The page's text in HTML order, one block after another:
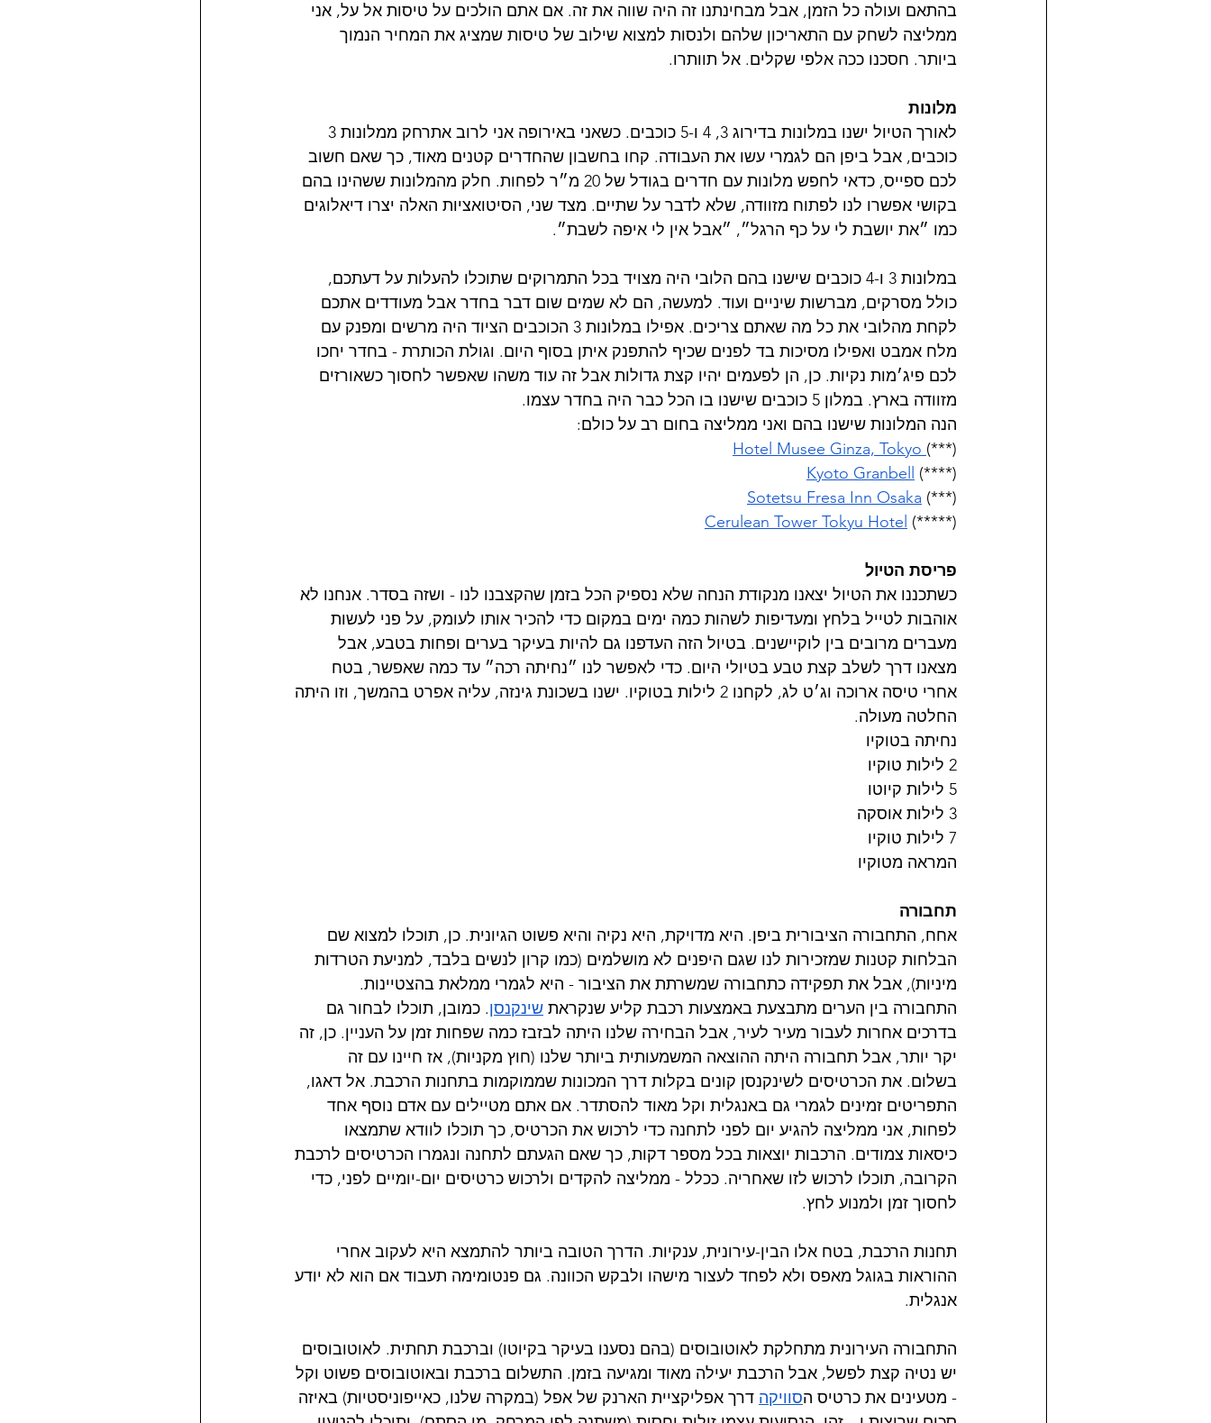
בהתאם ועולה כל הזמן, אבל מבחינתנו זה היה שווה את זה. אם אתם הולכים על טיסות אל על, אני
ממליצה לשחק עם התאריכון שלהם ולנסות למצוא שילוב של טיסות שמציג את המחיר הנמוך
ביותר. חסכנו ככה אלפי שקלים. אל תוותרו.
מלונות
כוכבים, אבל ביפן הם לגמרי עשו את העבודה. קחו בחשבון שהחדרים קטנים מאוד, כך שאם חשוב
לכם ספייס, כדאי לחפש מלונות עם חדרים בגודל של 20 מ״ר לפחות. חלק מהמלונות ששהינו בהם
בקושי אפשרו לנו לפתוח מזוודה, שלא לדבר על שתיים. מצד שני, הסיטואציות האלה יצרו דיאלוגים
כמו ״את יושבת לי על כף הרגל״, ״אבל אין לי איפה לשבת״.
במלונות 3 ו-4 כוכבים שישנו בהם הלובי היה מצויד בכל התמרוקים שתוכלו להעלות על דעתכם,
כולל מסרקים, מברשות שיניים ועוד. למעשה, הם לא שמים שום דבר בחדר אבל מעודדים אתכם
לקחת מהלובי את כל מה שאתם צריכים. אפילו במלונות 3 הכוכבים הציוד היה מרשים ומפנק עם
מלח אמבט ואפילו מסיכות בד לפנים שכיף להתפנק איתן בסוף היום. וגולת הכותרת - בחדר יחכו
לכם פיג׳מות נקיות. כן, הן לפעמים יהיו קצת גדולות אבל זה עוד משהו שאפשר לחסוך כשאורזים
מזוודה בארץ. במלון 5 כוכבים שישנו בו הכל כבר היה בחדר עצמו.
הנה המלונות שישנו בהם ואני ממליצה בחום רב על כולם:
Hotel Musee Ginza, Tokyo (***)
Kyoto Granbell (****)
Sotetsu Fresa Inn Osaka (***)
Cerulean Tower Tokyu Hotel (*****)
פריסת הטיול
כשתכננו את הטיול יצאנו מנקודת הנחה שלא נספיק הכל בזמן שהקצבנו לנו - ושזה בסדר. אנחנו לא
אוהבות לטייל בלחץ ומעדיפות לשהות כמה ימים במקום כדי להכיר אותו לעומק, על פני לעשות
מעברים מרובים בין לוקיישנים. בטיול הזה העדפנו גם להיות בעיקר בערים ופחות בטבע, אבל
מצאנו דרך לשלב קצת טבע בטיולי היום. כדי לאפשר לנו ״נחיתה רכה״ עד כמה שאפשר, בטח
אחרי טיסה ארוכה וג׳ט לג, לקחנו 2 לילות בטוקיו. ישנו בשכונת גינזה, עליה אפרט בהמשך, וזו היתה
החלטה מעולה.
נחיתה בטוקיו
2 לילות טוקיו
5 לילות קיוטו
3 לילות אוסקה
7 לילות טוקיו
המראה מטוקיו
תחבורה
אחח, התחבורה הציבורית ביפן. היא מדויקת, היא נקיה והיא פשוט הגיונית. כן, תוכלו למצוא שם
הבלחות קטנות שמזכירות לנו שגם היפנים לא מושלמים (כמו קרון לנשים בלבד, למניעת הטרדות
מיניות), אבל את תפקידה כתחבורה שמשרתת את הציבור - היא לגמרי ממלאת בהצטיינות.
התחבורה בין הערים מתבצעת באמצעות רכבת קליע שנקראת שינקנסן. כמובן, תוכלו לבחור גם
בדרכים אחרות לעבור מעיר לעיר, אבל הבחירה שלנו היתה לבזבז כמה שפחות זמן על העניין. כן, זה
יקר יותר, אבל תחבורה היתה ההוצאה המשמעותית ביותר שלנו (חוץ מקניות), אז חיינו עם זה
בשלום. את הכרטיסים לשינקנסן קונים בקלות דרך המכונות שממוקמות בתחנות הרכבת. אל דאגו,
התפריטים זמינים לגמרי גם באנגלית וקל מאוד להסתדר. אם אתם מטיילים עם אדם נוסף אחד
לפחות, אני ממליצה להגיע יום לפני לתחנה כדי לרכוש את הכרטיס, כך תוכלו לוודא שתמצאו
כיסאות צמודים. הרכבות יוצאות בכל מספר דקות, כך שאם הגעתם לתחנה ונגמרו הכרטיסים לרכבת
הקרובה, תוכלו לרכוש לזו שאחריה. ככלל - ממליצה להקדים ולרכוש כרטיסים יום-יומיים לפני, כדי
לחסוך זמן ולמנוע לחץ.
תחנות הרכבת, בטח אלו הבין-עירונית, ענקיות. הדרך הטובה ביותר להתמצא היא לעקוב אחרי
ההוראות בגוגל מאפס ולא לפחד לעצור מישהו ולבקש הכוונה. גם פנטומימה תעבוד אם הוא לא יודע
אנגלית.
התחבורה העירונית מתחלקת לאוטובוסים (בהם נסענו בעיקר בקיוטו) וברכבת תחתית. לאוטובוסים
יש נטיה קצת לפשל, אבל הרכבת יעילה מאוד ומגיעה בזמן. התשלום ברכבת ובאוטובוסים פשוט וקל
- מטעינים את כרטיס הסוויקה דרך אפליקציית הארנק של אפל (במקרה שלנו, כאייפוניסטיות) באיזה